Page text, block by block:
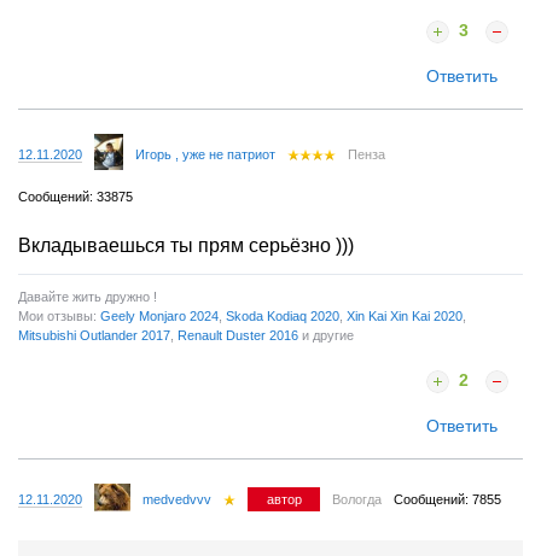
3
Ответить
12.11.2020 Игорь , уже не патриот Пенза
Сообщений: 33875
Вкладываешься ты прям серьёзно )))
Давайте жить дружно !
Мои отзывы: Geely Monjaro 2024 Skoda Kodiaq 2020 Xin Kai Xin Kai 2020
Mitsubishi Outlander 2017 Renault Duster 2016 и другие
2
Ответить
12.11.2020 medvedvvv автор Вологда Сообщений: 7855